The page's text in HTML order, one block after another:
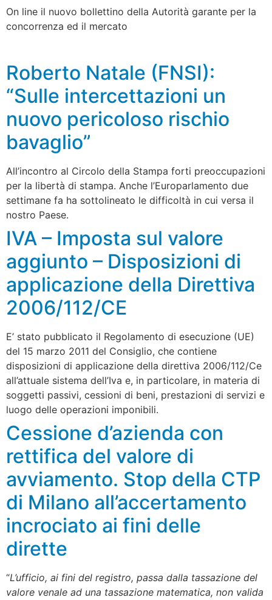
On line il nuovo bollettino della Autorità garante per la
concorrenza ed il mercato
Roberto Natale (FNSI):
“Sulle intercettazioni un
nuovo pericoloso rischio
bavaglio”
All’incontro al Circolo della Stampa forti preoccupazioni
per la libertà di stampa. Anche l’Europarlamento due
settimane fa ha sottolineato le difficoltà in cui versa il
nostro Paese.
IVA – Imposta sul valore
aggiunto – Disposizioni di
applicazione della Direttiva
2006/112/CE
E’ stato pubblicato il Regolamento di esecuzione (UE)
del 15 marzo 2011 del Consiglio, che contiene
disposizioni di applicazione della direttiva 2006/112/Ce
all’attuale sistema dell’Iva e, in particolare, in materia di
soggetti passivi, cessioni di beni, prestazioni di servizi e
luogo delle operazioni imponibili.
Cessione d’azienda con
rettifica del valore di
avviamento. Stop della CTP
di Milano all’accertamento
incrociato ai fini delle
dirette
“L’ufficio, ai fini del registro, passa dalla tassazione del
valore venale ad una tassazione matematica, non valida